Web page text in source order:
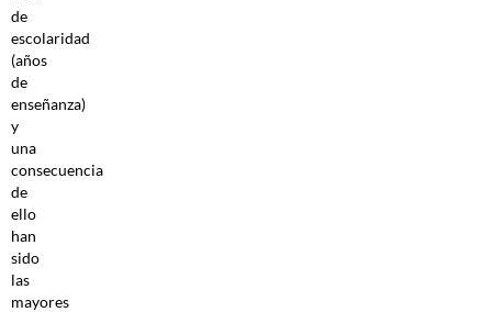
de
escolaridad
(años
de
enseñanza)
y
una
consecuencia
de
ello
han
sido
las
mayores